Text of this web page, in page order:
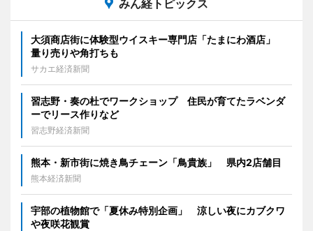
みん経トピックス
大須商店街に体験型ウイスキー専門店「たまにわ酒店」
量り売りや角打ちも
サカエ経済新聞
習志野・奏の杜でワークショップ 住民が育てたラベンダ
ーでリース作りなど
習志野経済新聞
熊本・新市街に焼き鳥チェーン「鳥貴族」 県内2店舗目
熊本経済新聞
宇部の植物館で「夏休み特別企画」 涼しい夜にカブクワ
や夜咲花観賞